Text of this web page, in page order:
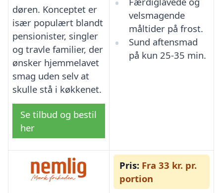
døren. Konceptet er
især populært blandt
pensionister, singler
og travle familier, der
ønsker hjemmelavet
smag uden selv at
skulle stå i køkkenet.
Se tilbud og bestil
her
velsmagende
måltider på frost.
Sund aftensmad
på kun 25-35 min.
Pris: Fra 33 kr. pr.
portion